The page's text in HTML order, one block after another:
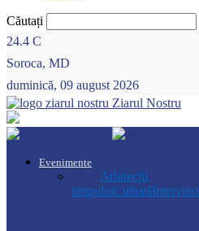
Căutați
24.4 C
Soroca, MD
duminică, 09 august 2026
Ziarul Nostru
Evenimente
Arhitecții
timpuluiCulturăInterviuri